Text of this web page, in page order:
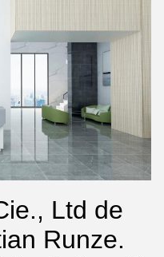
Ltd de
Runze.